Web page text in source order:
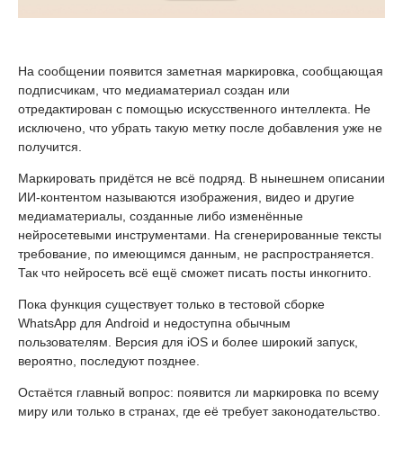
На сообщении появится заметная маркировка, сообщающая
подписчикам, что медиаматериал создан или
отредактирован с помощью искусственного интеллекта. Не
исключено, что убрать такую метку после добавления уже не
получится.
Маркировать придётся не всё подряд. В нынешнем описании
ИИ-контентом называются изображения, видео и другие
медиаматериалы, созданные либо изменённые
нейросетевыми инструментами. На сгенерированные тексты
требование, по имеющимся данным, не распространяется.
Так что нейросеть всё ещё сможет писать посты инкогнито.
Пока функция существует только в тестовой сборке
WhatsApp для Android и недоступна обычным
пользователям. Версия для iOS и более широкий запуск,
вероятно, последуют позднее.
Остаётся главный вопрос: появится ли маркировка по всему
миру или только в странах, где её требует законодательство.